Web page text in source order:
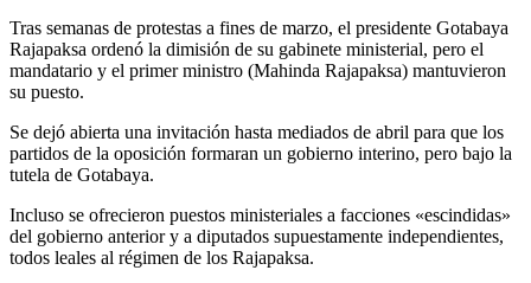
Tras semanas de protestas a fines de marzo, el presidente Gotabaya
Rajapaksa ordenó la dimisión de su gabinete ministerial, pero el
mandatario y el primer ministro (Mahinda Rajapaksa) mantuvieron
su puesto.
Se dejó abierta una invitación hasta mediados de abril para que los
partidos de la oposición formaran un gobierno interino, pero bajo la
tutela de Gotabaya.
Incluso se ofrecieron puestos ministeriales a facciones «escindidas»
del gobierno anterior y a diputados supuestamente independientes,
todos leales al régimen de los Rajapaksa.